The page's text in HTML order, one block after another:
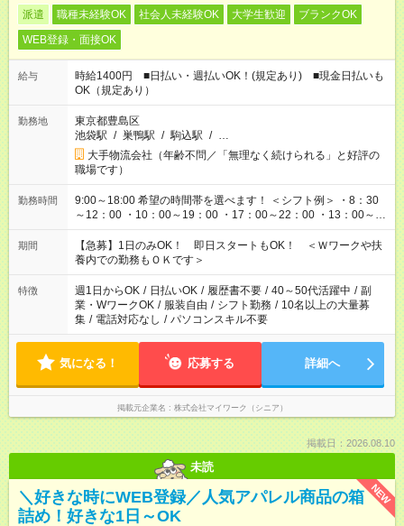
派遣 職種未経験OK 社会人未経験OK 大学生歓迎
ブランクOK
WEB登録・面接OK
給与
時給1400円 ■日払い・週払いOK！(規定あり) ■現金日払いも
OK（規定あり）
勤務地
東京都豊島区
池袋駅 / 巣鴨駅 / 駒込駅 / …
大手物流会社（年齢不問／「無理なく続けられる」と好評の
職場です）
勤務時間
9:00～18:00 希望の時間帯を選べます！ ＜シフト例＞ ・8：30
～12：00 ・10：00～19：00 ・17：00～22：00 ・13：00～
22：00 ・22：00～翌6：00 など
期間
【急募】1日のみOK！ 即日スタートもOK！ ＜Ｗワークや扶
養内での勤務もＯＫです＞
特徴 週1日からOK / 日払いOK / 履歴書不要 / 40～50代活躍中 / 副
業・WワークOK / 服装自由 / シフト勤務 / 10名以上の大量募
集 / 電話対応なし / パソコンスキル不要
気になる！ 応募する 詳細へ
掲載元企業名 株式会社マイワーク（シニア）
掲載日：2026.08.10
未読
NEW
＼好きな時にWEB登録／人気アパレル商品の箱
詰め！好きな1日～OK